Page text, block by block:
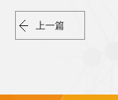
上一篇